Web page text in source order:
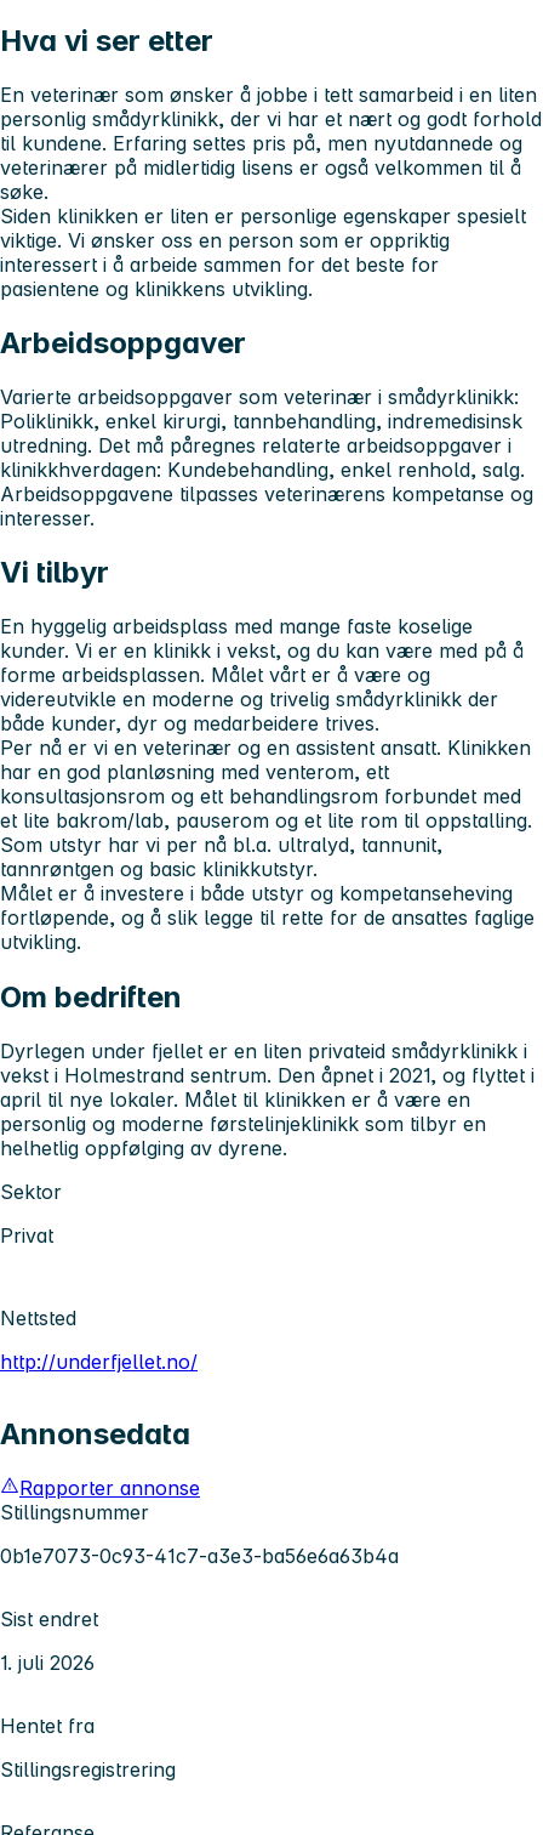
Hva vi ser etter
En veterinær som ønsker å jobbe i tett samarbeid i en liten
personlig smådyrklinikk, der vi har et nært og godt forhold
til kundene. Erfaring settes pris på, men nyutdannede og
veterinærer på midlertidig lisens er også velkommen til å
søke.
Siden klinikken er liten er personlige egenskaper spesielt
viktige. Vi ønsker oss en person som er oppriktig
interessert i å arbeide sammen for det beste for
pasientene og klinikkens utvikling.
Arbeidsoppgaver
Varierte arbeidsoppgaver som veterinær i smådyrklinikk:
Poliklinikk, enkel kirurgi, tannbehandling, indremedisinsk
utredning. Det må påregnes relaterte arbeidsoppgaver i
klinikkhverdagen: Kundebehandling, enkel renhold, salg.
Arbeidsoppgavene tilpasses veterinærens kompetanse og
interesser.
Vi tilbyr
En hyggelig arbeidsplass med mange faste koselige
kunder. Vi er en klinikk i vekst, og du kan være med på å
forme arbeidsplassen. Målet vårt er å være og
videreutvikle en moderne og trivelig smådyrklinikk der
både kunder, dyr og medarbeidere trives.
Per nå er vi en veterinær og en assistent ansatt. Klinikken
har en god planløsning med venterom, ett
konsultasjonsrom og ett behandlingsrom forbundet med
et lite bakrom/lab, pauserom og et lite rom til oppstalling.
Som utstyr har vi per nå bl.a. ultralyd, tannunit,
tannrøntgen og basic klinikkutstyr.
Målet er å investere i både utstyr og kompetanseheving
fortløpende, og å slik legge til rette for de ansattes faglige
utvikling.
Om bedriften
Dyrlegen under fjellet er en liten privateid smådyrklinikk i
vekst i Holmestrand sentrum. Den åpnet i 2021, og flyttet i
april til nye lokaler. Målet til klinikken er å være en
personlig og moderne førstelinjeklinikk som tilbyr en
helhetlig oppfølging av dyrene.
Sektor
Privat
Nettsted
http://underfjellet.no/
Annonsedata
Rapporter annonse
Stillingsnummer
0b1e7073-0c93-41c7-a3e3-ba56e6a63b4a
Sist endret
1. juli 2026
Hentet fra
Stillingsregistrering